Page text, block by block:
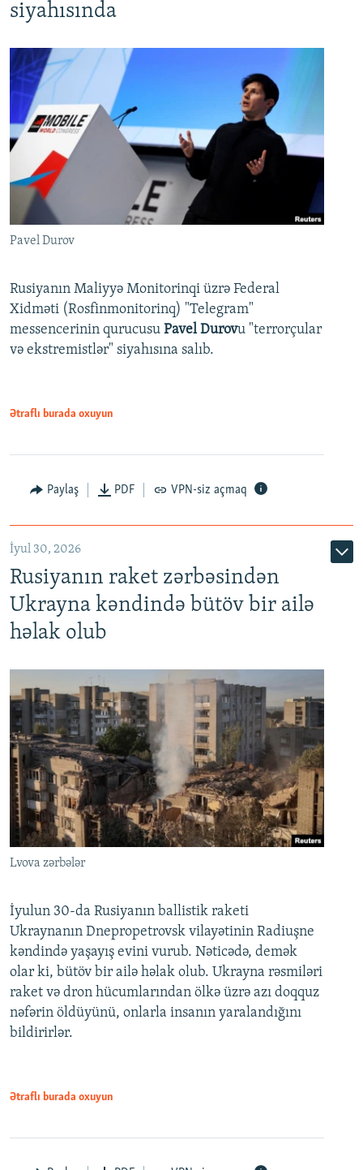
siyahısında
Pavel Durov
Rusiyanın Maliyyə Monitorinqi üzrə Federal
Xidməti (Rosfinmonitorinq) "Telegram"
messencerinin qurucusu Pavel Durovu "terrorçular
və ekstremistlər" siyahısına salıb.
Ətraflı burada oxuyun
Paylaş PDF VPN-siz açmaq
İyul 30, 2026
Rusiyanın raket zərbəsindən
Ukrayna kəndində bütöv bir ailə
həlak olub
Lvova zərbələr
İyulun 30-da Rusiyanın ballistik raketi
Ukraynanın Dnepropetrovsk vilayətinin Radiuşne
kəndində yaşayış evini vurub. Nəticədə, demək
olar ki, bütöv bir ailə həlak olub. Ukrayna rəsmiləri
raket və dron hücumlarından ölkə üzrə azı doqquz
nəfərin öldüyünü, onlarla insanın yaralandığını
bildirirlər.
Ətraflı burada oxuyun